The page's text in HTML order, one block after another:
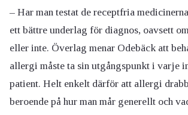
– Har man testat de receptfria
ett bättre underlag för diagnos, oavsett
eller inte. Överlag menar Odebäck att
allergi måste ta sin utgångspunkt i varje
patient. Helt enkelt därför att allergi
beroende på hur man mår generellt och